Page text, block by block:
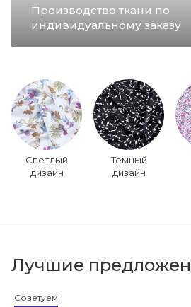
Производство ткани по
индивидуальному заказу
Светлый
дизайн
Темный
дизайн
Лучшие
Советуем